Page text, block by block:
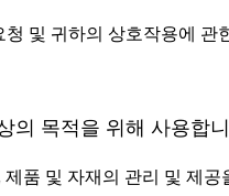
및 귀하의 상호작용에 관
의 목적을 위해 사용합
품 및 자재의 관리 및 제공